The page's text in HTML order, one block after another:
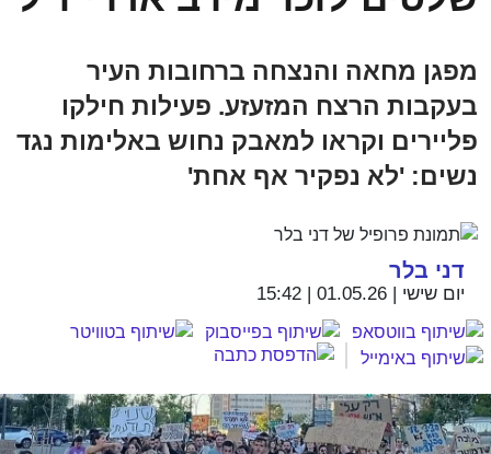
מפגן מחאה והנצחה ברחובות העיר
בעקבות הרצח המזעזע. פעילות חילקו
פליירים וקראו למאבק נחוש באלימות נגד
נשים: 'לא נפקיר אף אחת'
דני בלר
יום שישי | 01.05.26 | 15:42